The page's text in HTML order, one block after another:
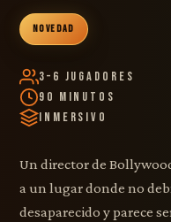
NOVEDAD
3–6 Jugadores
90 Minutos
Inmersivo
Un director de
a un lugar donde no
desaparecido y parece